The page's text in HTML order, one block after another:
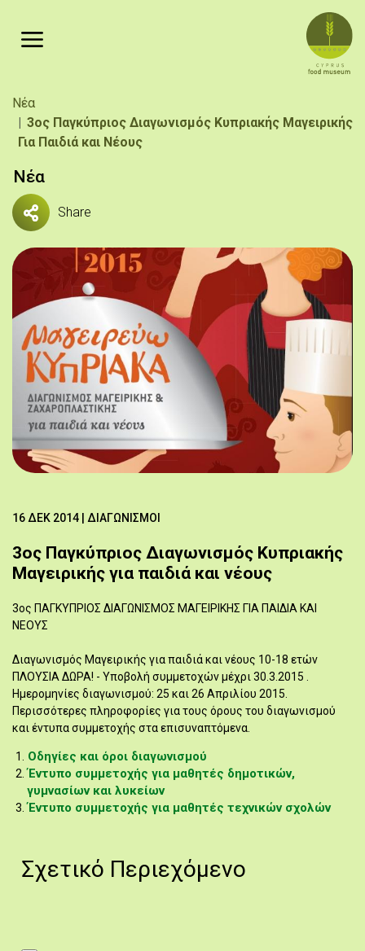
Breadcrumb
Νέα
3ος Παγκύπριος Διαγωνισμός Κυπριακής Μαγειρικής
Για Παιδιά και Νέους
Νέα
Share
16 ΔΕΚ 2014 | ΔΙΑΓΩΝΙΣΜΟΊ
3ος Παγκύπριος Διαγωνισμός Κυπριακής
Μαγειρικής για παιδιά και νέους
3ος ΠΑΓΚΥΠΡΙΟΣ ΔΙΑΓΩΝΙΣΜΟΣ ΜΑΓΕΙΡΙΚΗΣ ΓΙΑ ΠΑΙΔΙΑ ΚΑΙ
ΝΕΟΥΣ
Διαγωνισμός Μαγειρικής για παιδιά και νέους 10-18 ετών
ΠΛΟΥΣΙΑ ΔΩΡΑ! - Υποβολή συμμετοχών μέχρι 30.3.2015 .
Ημερομηνίες διαγωνισμού: 25 και 26 Απριλίου 2015.
Περισσότερες πληροφορίες για τους όρους του διαγωνισμού
και έντυπα συμμετοχής στα επισυναπτόμενα.
Οδηγίες και όροι διαγωνισμού
Έντυπο συμμετοχής για μαθητές δημοτικών,
γυμνασίων και λυκείων
Έντυπο συμμετοχής για μαθητές τεχνικών σχολών
Σχετικό Περιεχόμενο